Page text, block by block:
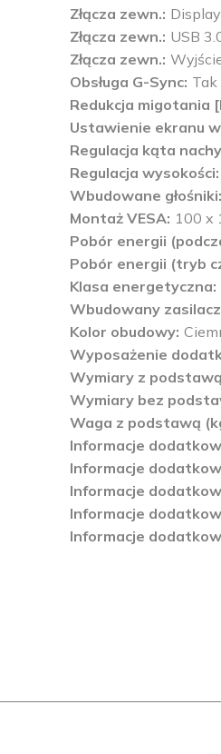
Złącza zewn.
Złącza zewn. USB
Złącza zewn.
Obsługa G-Sync Tak
Redukcja migotania
Ustawienie ekranu
Regulacja kąta
Regulacja wysokości
Wbudowane głośniki
Montaż VESA 100 x
Pobór energii
Pobór energii (tryb
Klasa energetyczna
Wbudowany zasilacz
Kolor obudowy
Wyposażenie
Wymiary z
Wymiary bez
Waga z podstawą
Informacje
Informacje
Informacje
Informacje
Informacje